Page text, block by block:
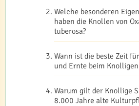
Welche besonderen
haben die Knollen von
tuberosa?
Wann ist die beste Zeit
und Ernte beim
Warum gilt der Knollige
8.000 Jahre alte